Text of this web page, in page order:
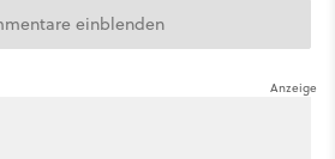
einblenden